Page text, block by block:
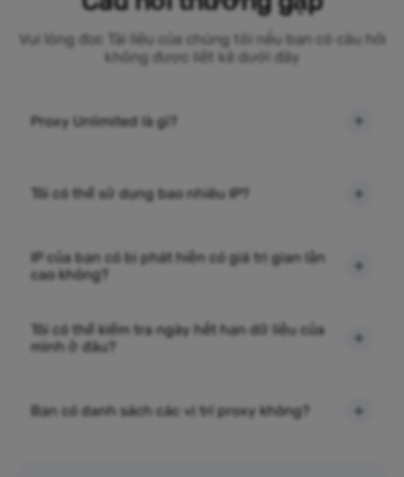
Vui lòng đọc Tài liệu của chúng tôi nếu bạn có câu hỏi
không được liệt kê dưới đây
Proxy Unlimited là gì?
Tôi có thể sử dụng bao nhiêu IP?
IP của bạn có bị phát hiện có giá trị gian lận
cao không?
Tôi có thể kiểm tra ngày hết hạn dữ liệu của
mình ở đâu?
Bạn có danh sách các vị trí proxy không?